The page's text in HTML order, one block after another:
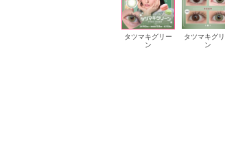
タツマキグリー
ン
タツマキグ
ン